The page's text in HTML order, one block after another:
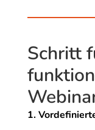
Schritt
1.